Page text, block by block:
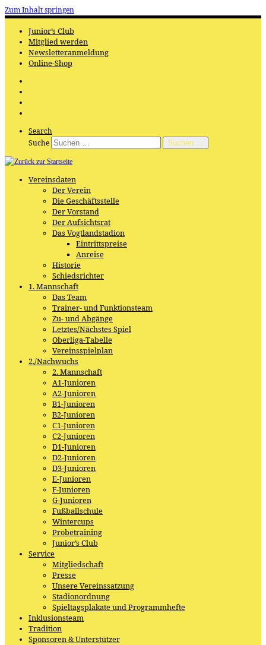
Zum Inhalt springen
Junior’s Club
Mitglied werden
Newsletteranmeldung
Online-Shop
Search
Suche
Suchen …
Vereinsdaten
Der Verein
Die Geschäftsstelle
Der Vorstand
Der Aufsichtsrat
Das Vogtlandstadion
Eintrittspreise
Anreise
Historie
Schiedsrichter
1. Mannschaft
Das Team
Trainer- und Funktionsteam
Zu- und Abgänge
Letztes/Nächstes Spiel
Oberliga-Tabelle
Vereinsspielplan
2./Nachwuchs
2. Mannschaft
A1-Junioren
A2-Junioren
B1-Junioren
B2-Junioren
C1-Junioren
C2-Junioren
D1-Junioren
D2-Junioren
D3-Junioren
E-Junioren
F-Junioren
G-Junioren
Fußballschule
Wintercups
Probetraining
Junior’s Club
Service
Mitgliedschaft
Presse
Unsere Vereinssatzung
Stadionordnung
Spieltagsplakate und Programmhefte
Inklusionsteam
Tradition
Sponsoren & Unterstützer